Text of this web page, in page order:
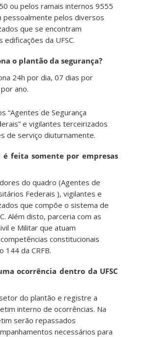
ou pelos ramais internos 9555
pessoalmente pelos diversos
que se encontram
da UFSC.
o plantão da segurança?
24h por dia, 07 dias por
ano.
“Agentes de Segurança
e vigilantes terceirizados
de serviço diuturnamente.
é feita somente por empresas
do quadro (Agentes de
Federais ), vigilantes e
que compõe o sistema de
Além disto, parceria com as
e Militar que atuam
constitucionais
144 da CRFB.
ocorrência dentro da UFSC
do plantão e registre a
interno de ocorrências. Na
serão repassados
necessários para